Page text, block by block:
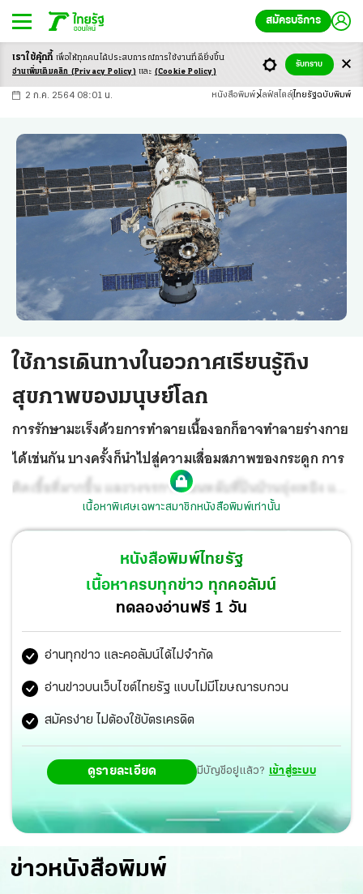
สมัครบริการ
-ก ก ก+
2 ก.ค. 2564 08:01 น. หนังสือพิมพ์ ไลฟ์สไตล์ ไทยรัฐฉบับพิมพ์
ใช้การเดินทางในอวกาศเรียนรู้ถึง
สุขภาพของมนุษย์โลก
การรักษามะเร็งด้วยการทำลายเนื้องอกก็อาจทำลายร่างกาย
ได้เช่นกัน บางครั้งก็นำไปสู่ความเสื่อมสภาพของกระดูก การ
ติดเชื้อที่มากขึ้น และวงจรการนอนหลับที่ปั่นป่วนยุ่งเหยิง แต่
อาการป่วยที่คล้ายกันนี้ก็ถูกสังเกตพบในกลุ่มคนสุขภาพดี
เช่น นักบินอวกาศที่ใช้เวลาอยู่ในอวกาศ จึงเป็นสิ่งที่ทีมนัก
เนื้องอกวิทยาจากวิทยาลัยการแพทย์ซิดนีย์ คิมเมล แห่งมหา
วิทยาลัยโธมัส เจฟเฟอร์สัน ในฟิลาเดลเฟีย สหรัฐอเมริกา
สนใจ
เนื้อหาพิเศษเฉพาะสมาชิกหนังสือพิมพ์เท่านั้น
หนังสือพิมพ์ไทยรัฐ
เนื้อหาครบทุกข่าว ทุกคอลัมน์
ทดลองอ่านฟรี 1 วัน
อ่านทุกข่าว และคอลัมน์ได้ไม่จำกัด
อ่านข่าวบนเว็บไซต์ไทยรัฐ แบบไม่มีโฆษณารบกวน
สมัครง่าย ไม่ต้องใช้บัตรเครดิต
ดูรายละเอียด มีบัญชีอยู่แล้ว? เข้าสู่ระบบ
ข่าวหนังสือพิมพ์
เราใช้คุ้กกี้ เพื่อให้ทุกคนได้ประสบการณ์การใช้งานที่ดียิ่งขึ้น
อ่านเพิ่มเติมคลิก (Privacy Policy) และ (Cookie Policy)
รับทราบ